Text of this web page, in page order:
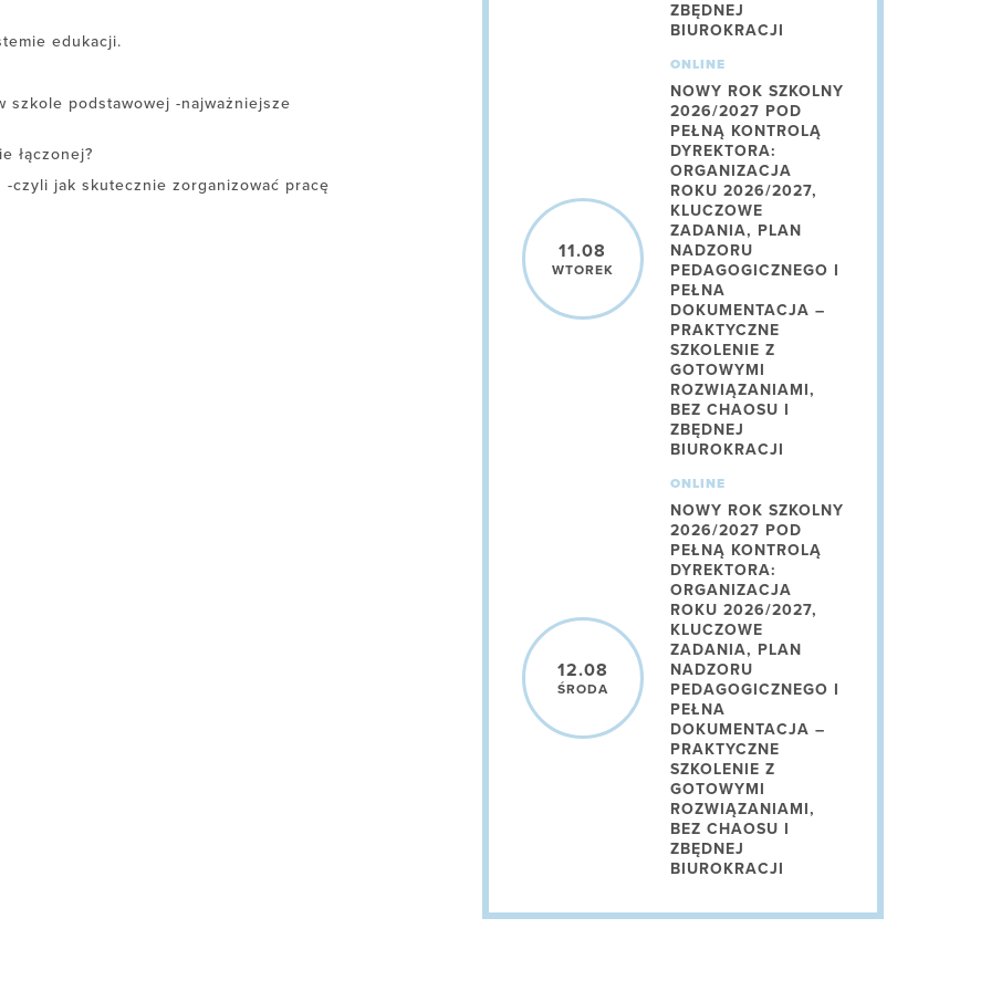
edukacji.
szkole podstawowej -najważniejsze
łączonej?
-czyli jak skutecznie zorganizować pracę
ZBĘDNEJ
BIUROKRACJI
11.08
WTOREK
ONLINE
NOWY ROK SZKOLNY
2026/2027 POD
PEŁNĄ KONTROLĄ
DYREKTORA:
ORGANIZACJA
ROKU 2026/2027,
KLUCZOWE
ZADANIA, PLAN
NADZORU
PEDAGOGICZNEGO I
PEŁNA
DOKUMENTACJA –
PRAKTYCZNE
SZKOLENIE Z
GOTOWYMI
ROZWIĄZANIAMI,
BEZ CHAOSU I
ZBĘDNEJ
BIUROKRACJI
12.08
ŚRODA
ONLINE
NOWY ROK SZKOLNY
2026/2027 POD
PEŁNĄ KONTROLĄ
DYREKTORA:
ORGANIZACJA
ROKU 2026/2027,
KLUCZOWE
ZADANIA, PLAN
NADZORU
PEDAGOGICZNEGO I
PEŁNA
DOKUMENTACJA –
PRAKTYCZNE
SZKOLENIE Z
GOTOWYMI
ROZWIĄZANIAMI,
BEZ CHAOSU I
ZBĘDNEJ
BIUROKRACJI